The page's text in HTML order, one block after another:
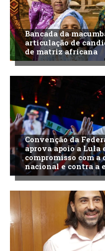
Bancada da
articulação de
de matriz africana
Convenção da
aprova apoio a Lula
compromisso com a
nacional e contra a